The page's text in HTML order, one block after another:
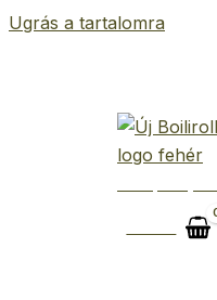
Ugrás a tartalomra